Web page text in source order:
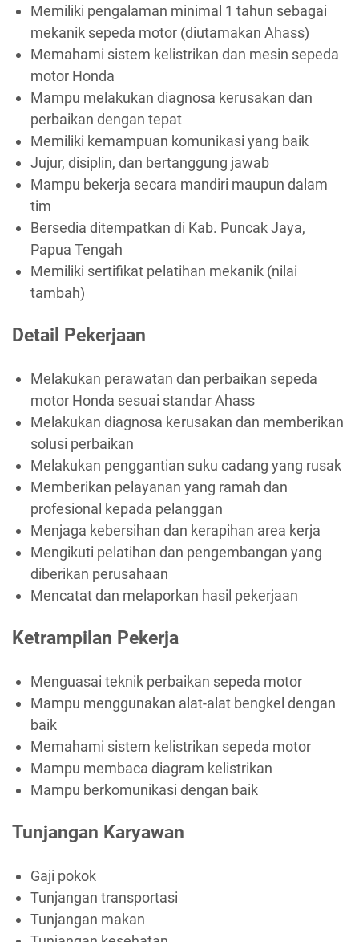
Memiliki pengalaman minimal 1 tahun sebagai
mekanik sepeda motor (diutamakan Ahass)
Memahami sistem kelistrikan dan mesin sepeda
motor Honda
Mampu melakukan diagnosa kerusakan dan
perbaikan dengan tepat
Memiliki kemampuan komunikasi yang baik
Jujur, disiplin, dan bertanggung jawab
Mampu bekerja secara mandiri maupun dalam
tim
Bersedia ditempatkan di Kab. Puncak Jaya,
Papua Tengah
Memiliki sertifikat pelatihan mekanik (nilai
tambah)
Detail Pekerjaan
Melakukan perawatan dan perbaikan sepeda
motor Honda sesuai standar Ahass
Melakukan diagnosa kerusakan dan memberikan
solusi perbaikan
Melakukan penggantian suku cadang yang rusak
Memberikan pelayanan yang ramah dan
profesional kepada pelanggan
Menjaga kebersihan dan kerapihan area kerja
Mengikuti pelatihan dan pengembangan yang
diberikan perusahaan
Mencatat dan melaporkan hasil pekerjaan
Ketrampilan Pekerja
Menguasai teknik perbaikan sepeda motor
Mampu menggunakan alat-alat bengkel dengan
baik
Memahami sistem kelistrikan sepeda motor
Mampu membaca diagram kelistrikan
Mampu berkomunikasi dengan baik
Tunjangan Karyawan
Gaji pokok
Tunjangan transportasi
Tunjangan makan